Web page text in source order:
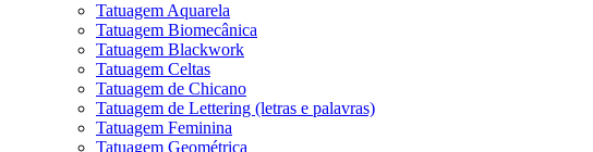
Tatuagem Aquarela
Tatuagem Biomecânica
Tatuagem Blackwork
Tatuagem Celtas
Tatuagem de Chicano
Tatuagem de Lettering (letras e palavras)
Tatuagem Feminina
Tatuagem Geométrica